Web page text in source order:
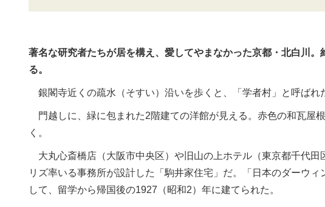
著名な研究者たちが居を構え、愛してやまなかった京都・北白川
る。
銀閣寺近くの疏水（そすい）沿いを歩くと、「学者村」と呼ばれ
門越しに、緑に包まれた2階建ての洋館が見える。赤色の和瓦屋
く。
大丸心斎橋店（大阪市中央区）や旧山の上ホテル（東京都千代
リズ率いる事務所が設計した「駒井家住宅」だ。「日本のダーウ
して、留学から帰国後の1927（昭和2）年に建てられた。